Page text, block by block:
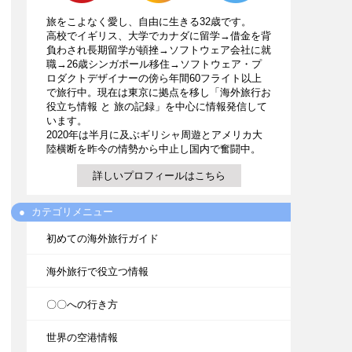
旅をこよなく愛し、自由に生きる32歳です。
高校でイギリス、大学でカナダに留学→借金を背
負わされ長期留学が頓挫→ソフトウェア会社に就
職→26歳シンガポール移住→ソフトウェア・プ
ロダクトデザイナーの傍ら年間60フライト以上
で旅行中。現在は東京に拠点を移し「海外旅行お
役立ち情報 と 旅の記録」を中心に情報発信して
います。
2020年は半月に及ぶギリシャ周遊とアメリカ大
陸横断を昨今の情勢から中止し国内で奮闘中。
詳しいプロフィールはこちら
カテゴリメニュー
初めての海外旅行ガイド
海外旅行で役立つ情報
〇〇への行き方
世界の空港情報